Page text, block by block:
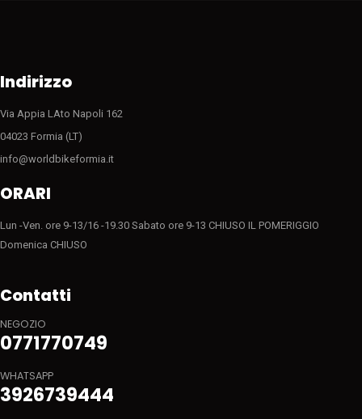
Indirizzo
Via Appia LAto Napoli 162
04023 Formia (LT)
info@worldbikeformia.it
ORARI
Lun -Ven. ore 9-13/16 -19.30 Sabato ore 9-13 CHIUSO IL POMERIGGIO
Domenica CHIUSO
Contatti
NEGOZIO
0771770749
WHATSAPP
3926739444